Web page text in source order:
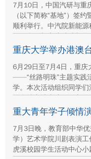
7月10日，中国汽研与重
（以下简称“基地”）签
顺利举行。中汽院新能
国际合作与交流处处长
动，双方相关职能负责人
6月29日至7月4日，重庆
——“丝路明珠”主题实践
学。本次活动组织同学
煌多地实地走访，深入
保护、西北地质生态治
7月3日晚，教育部中华
学）艺术学院川剧表演
虎溪校园学生活动中心